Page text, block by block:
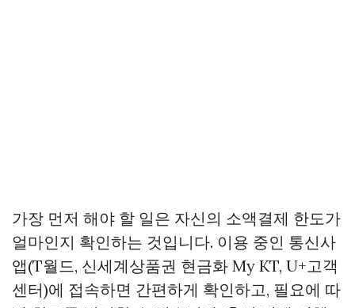
가장 먼저 해야 할 일은 자신의 소액결제 한도가
얼마인지 확인하는 것입니다. 이용 중인 통신사
앱(T월드, 신세계상품권 현금화 My KT, U+고객
센터)에 접속하면 간편하게 확인하고, 필요에 따